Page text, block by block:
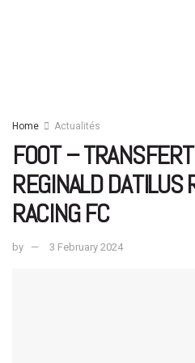
Home Actualités
FOOT –
REGINALD DATILUS
RACING FC
by 3 February 2024